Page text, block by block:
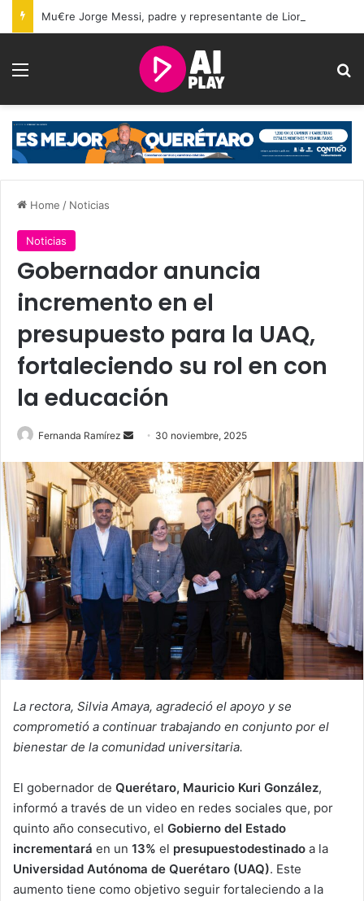
Menu
Home / Noticias
Noticias
Gobernador anuncia
incremento en el
presupuesto para la UAQ,
fortaleciendo su rol en con
la educación
Fernanda Ramírez
Send
email
30 noviembre, 2025
La rectora, Silvia Amaya, agradeció el apoyo y se
comprometió a continuar trabajando en conjunto por el
bienestar de la comunidad universitaria.
El gobernador de Querétaro, Mauricio Kuri González,
informó a través de un video en redes sociales que, por
quinto año consecutivo, el Gobierno del Estado
incrementará en un 13% el presupuestodestinado a la
Universidad Autónoma de Querétaro (UAQ). Este
aumento tiene como objetivo seguir fortaleciendo a la